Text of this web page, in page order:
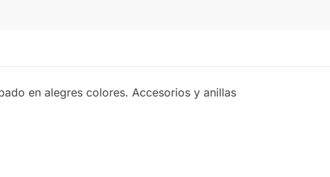
en alegres colores. Accesorios y anillas